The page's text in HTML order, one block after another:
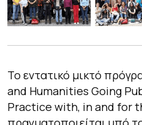
Το εντατικό μικτό
and Humanities Going
Practice with, in and for